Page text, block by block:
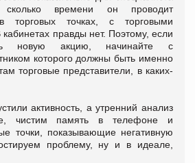
сколько времени он проводит
в торговых точках, с торговыми
правды нет. Поэтому, если
новую акцию, начинайте с
которого должны быть именно
торговые представители, в каких-
активность, а утренний анализ
чистим память в телефоне и
точки, показывающие негативную
проблему, ну и в идеале,